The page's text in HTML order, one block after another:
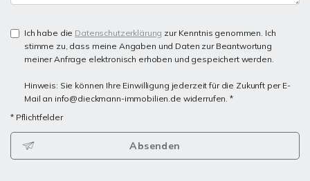
Ich habe die Datenschutzerklärung zur Kenntnis genommen. Ich
stimme zu, dass meine Angaben und Daten zur Beantwortung
meiner Anfrage elektronisch erhoben und gespeichert werden.
Hinweis: Sie können Ihre Einwilligung jederzeit für die Zukunft per E-
Mail an info@dieckmann-immobilien.de widerrufen. *
* Pflichtfelder
Absenden